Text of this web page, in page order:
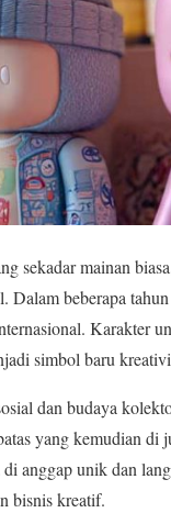
sekadar mainan
beberapa
Karakter
simbol baru
dan budaya
yang kemudian
anggap unik dan
bisnis kreatif.